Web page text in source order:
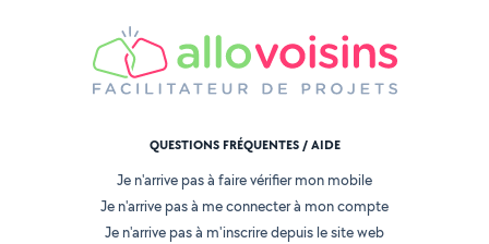
QUESTIONS FRÉQUENTES / AIDE
Je n'arrive pas à faire vérifier mon mobile
Je n'arrive pas à me connecter à mon compte
Je n'arrive pas à m'inscrire depuis le site web